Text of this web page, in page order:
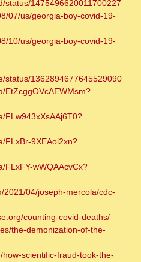
status/1475496620011700227
07/us/georgia-boy-covid-19-
10/us/georgia-boy-covid-19-
status/1362894677645529090
EtZcggOVcAEWMsm?
FLw943xXsAAj6T0?
FLxBr-9XEAoi2xn?
FLxFY-wWQAAcvCx?
2021/04/joseph-mercola/cdc-
counting-covid-deaths/
the-demonization-of-the-
scientific-fraud-took-the-